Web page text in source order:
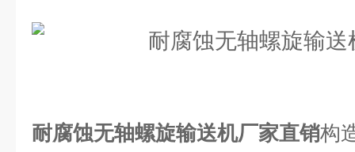
耐腐蚀无轴螺旋输送机厂家直销构